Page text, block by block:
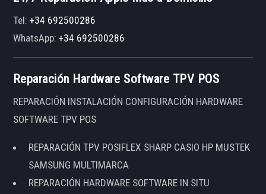
Tel:+34 692500286
WhatsApp:+34 692500286
Reparación Hardware Software TPV POS
REPARACIÓN INSTALACIÓN CONFIGURACIÓN HARDWARE
SOFTWARE TPV POS
REPARACIÓN TPV POSIFLEX SHARP CASIO HP MUSTEK
SAMSUNG MULTIMARCA
REPARACIÓN HARDWARE SOFTWARE IN SITU